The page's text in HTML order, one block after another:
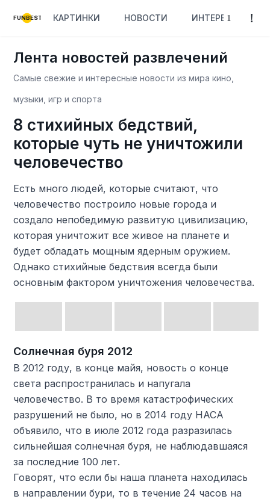
FUNBEST КАРТИНКИ НОВОСТИ ИНТЕРЕСНОЕ
Лента новостей развлечений
Самые свежие и интересные новости из мира кино,
музыки, игр и спорта
8 стихийных бедствий,
которые чуть не уничтожили
человечество
Есть много людей, которые считают, что
человечество построило новые города и
создало непобедимую развитую цивилизацию,
которая уничтожит все живое на планете и
будет обладать мощным ядерным оружием.
Однако стихийные бедствия всегда были
основным фактором уничтожения человечества.
Солнечная буря 2012
В 2012 году, в конце майя, новость о конце
света распространилась и напугала
человечество. В то время катастрофических
разрушений не было, но в 2014 году НАСА
объявило, что в июле 2012 года разразилась
сильнейшая солнечная буря, не наблюдавшаяся
за последние 100 лет.
Говорят, что если бы наша планета находилась
в направлении бури, то в течение 24 часов на